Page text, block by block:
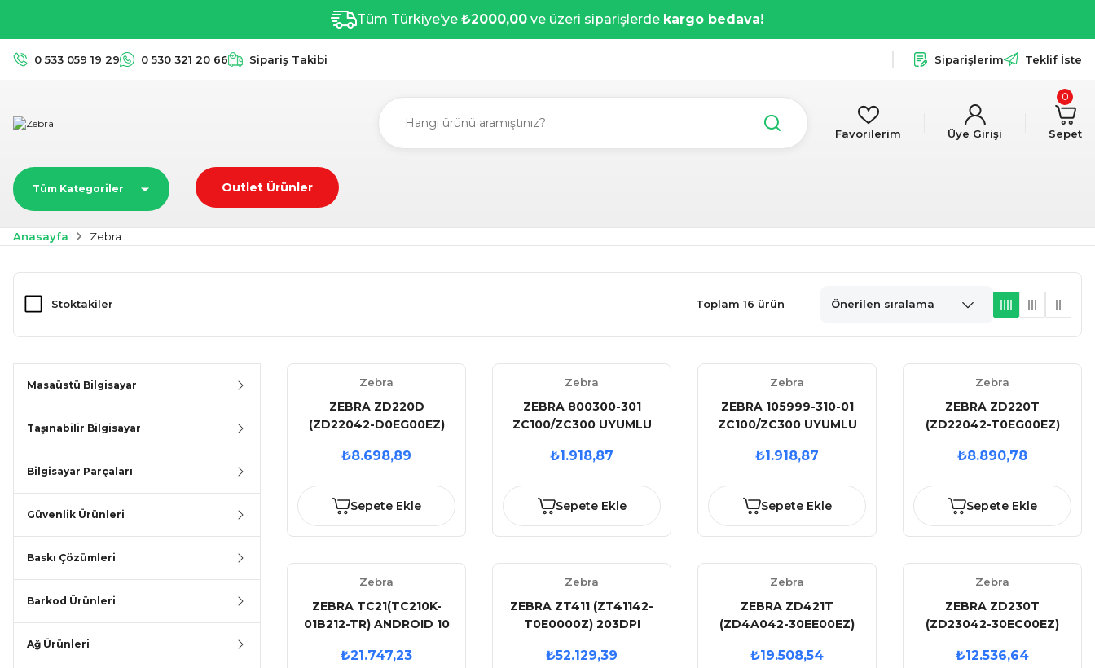
Tüm Türkiye’ye ₺2000,00 ve üzeri siparişlerde kargo bedava!
0 533 059 19 29 0 530 321 20 66 Sipariş Takibi Siparişlerim Teklif İste
Favorilerim Üye Girişi Sepet
0
Tüm Kategoriler Outlet Ürünler
Anasayfa Zebra
Stoktakiler Toplam 16 ürün
Masaüstü Bilgisayar
Taşınabilir Bilgisayar
Bilgisayar Parçaları
Güvenlik Ürünleri
Baskı Çözümleri
Barkod Ürünleri
Ağ Ürünleri
Zebra
ZEBRA ZD220D
(ZD22042-D0EG00EZ)
TRANSFER USB BARKOD
KULLANIM)
₺8.698,89
Sepete Ekle
Zebra
ZEBRA 800300-301
ZC100/ZC300 UYUMLU
SİYAH RİBON
₺1.918,87
Sepete Ekle
Zebra
ZEBRA 105999-310-01
ZC100/ZC300 UYUMLU
₺1.918,87
Sepete Ekle
Zebra
ZEBRA ZD220T
(ZD22042-T0EG00EZ)
TRANSFER USB BARKOD
KULLANIM)
₺8.890,78
Sepete Ekle
Zebra
ZEBRA TC21(TC210K-
01B212-TR) ANDROID 10
WIFI+BLUE.5''
₺21.747,23
Zebra
ZEBRA ZT411 (ZT41142-
T0E0000Z) 203DPI
USB+SERİ+ETHERNET
₺52.129,39
Zebra
ZEBRA ZD421T
(ZD4A042-30EE00EZ)
TRANSFER
₺19.508,54
Zebra
ZEBRA ZD230T
(ZD23042-30EC00EZ)
TRANSFER
₺12.536,64